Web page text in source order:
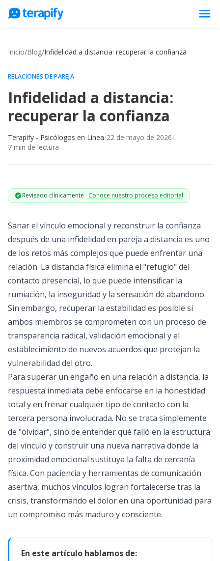
menu
Opiniones
Empresas
Preguntas frecuentes
Trabaja con nosotros
Inicio/Blog/Infidelidad a distancia: recuperar la confianza
RELACIONES DE PAREJA
Infidelidad a distancia:
recuperar la confianza
Terapify - Psicólogos en Línea/22 de mayo de 2026/
7 min de lectura
Revisado clínicamente · Conoce nuestro proceso editorial
Sanar el vínculo emocional y reconstruir la confianza
después de una infidelidad en pareja a distancia es uno
de los retos más complejos que puede enfrentar una
relación. La distancia física elimina el "refugio" del
contacto presencial, lo que puede intensificar la
rumiación, la inseguridad y la sensación de abandono.
Sin embargo, recuperar la estabilidad es posible si
ambos miembros se comprometen con un proceso de
transparencia radical, validación emocional y el
establecimiento de nuevos acuerdos que protejan la
vulnerabilidad del otro.
Para superar un engaño en una relación a distancia, la
respuesta inmediata debe enfocarse en la honestidad
total y en frenar cualquier tipo de contacto con la
tercera persona involucrada. No se trata simplemente
de "olvidar", sino de entender qué falló en la estructura
del vínculo y construir una nueva narrativa donde la
proximidad emocional sustituya la falta de cercanía
física. Con paciencia y herramientas de comunicación
asertiva, muchos vínculos logran fortalecerse tras la
crisis, transformando el dolor en una oportunidad para
un compromiso más maduro y consciente.
En este artículo hablamos de: